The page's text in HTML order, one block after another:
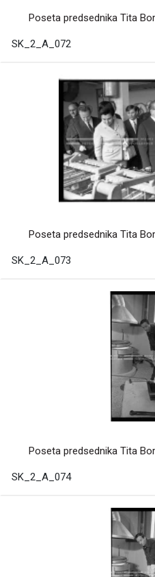
Poseta predsednika Tita
SK_2_A_072
Poseta predsednika Tita
SK_2_A_073
Poseta predsednika Tita
SK_2_A_074